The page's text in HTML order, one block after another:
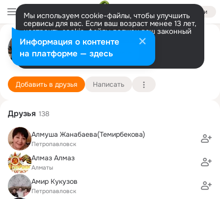
Войти
Мы используем cookie-файлы, чтобы улучшить
сервисы для вас. Если ваш возраст менее 13 лет,
настроить cookie-файлы должен ваш законный
представитель. Больше информации
Разрешить все Настроить
Айман Лекерова
Петропавловск
Николаевская школа
Подробнее
Добавить в друзья Написать
Друзья 138
Алмуша Жанабаева(Темирбекова)
Петропавловск
Алмаз Алмаз
Алматы
Амир Кукузов
Петропавловск
Информация о контенте
на платформе — здесь